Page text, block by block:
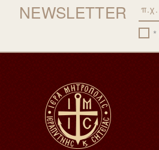
NEWSLETTER
Email